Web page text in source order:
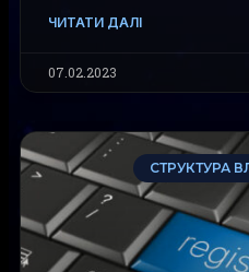
ЧИТАТИ ДАЛІ
07.02.2023
СТРУКТУРА